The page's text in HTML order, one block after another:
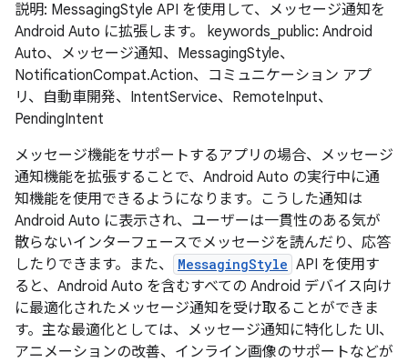
説明: MessagingStyle API を使用して、メッセージ通知を
Android Auto に拡張します。 keywords_public: Android
Auto、メッセージ通知、MessagingStyle、
NotificationCompat.Action、コミュニケーション アプ
リ、自動車開発、IntentService、RemoteInput、
PendingIntent
メッセージ機能をサポートするアプリの場合、メッセージ
通知機能を拡張することで、Android Auto の実行中に通
知機能を使用できるようになります。こうした通知は
Android Auto に表示され、ユーザーは一貫性のある気が
散らないインターフェースでメッセージを読んだり、応答
したりできます。また、
MessagingStyle API を使用す
ると、Android Auto を含むすべての Android デバイス向け
に最適化されたメッセージ通知を受け取ることができま
す。主な最適化としては、メッセージ通知に特化した UI、
アニメーションの改善、インライン画像のサポートなどが